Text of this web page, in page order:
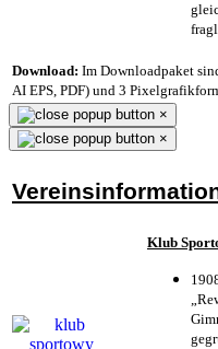
Download: Im Downloadpaket
AI EPS, PDF) und 3
×
×
Klub